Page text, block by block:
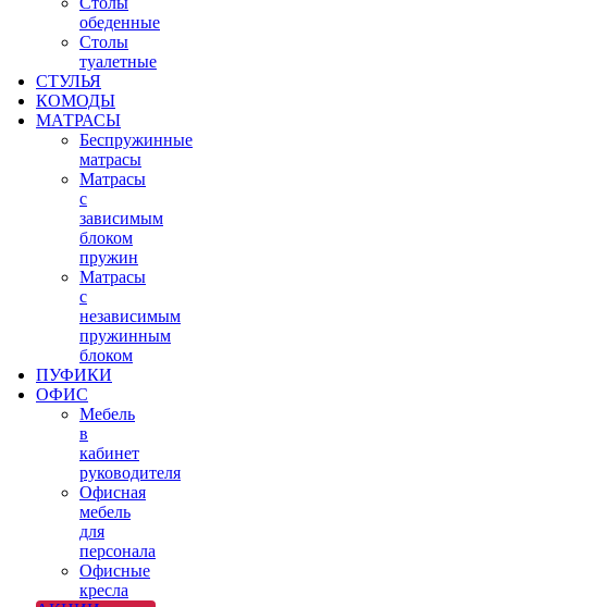
обеденные
Столы
туалетные
СТУЛЬЯ
КОМОДЫ
МАТРАСЫ
Беспружинные
матрасы
Матрасы
с
зависимым
блоком
пружин
Матрасы
с
независимым
пружинным
блоком
ПУФИКИ
ОФИС
Мебель
в
кабинет
руководителя
Офисная
мебель
для
персонала
Офисные
кресла